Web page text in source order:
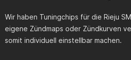
Wir haben Tuningchips für die Rieju
eigene Zündmaps oder Zündkurven
somit individuell einstellbar machen.